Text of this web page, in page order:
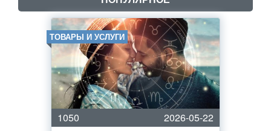
ТОВАРЫ И УСЛУГИ
1050
2026-05-22